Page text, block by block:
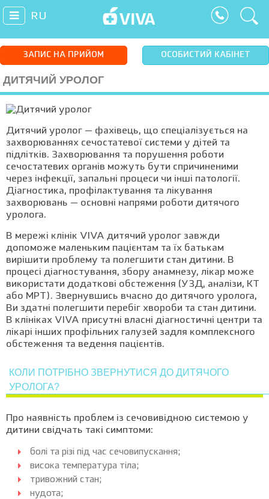
RU
ЗАПИС НА ПРИЙОМ ОСОБИСТИЙ КАБІНЕТ
ДИТЯЧИЙ УРОЛОГ
Дитячий уролог — фахівець, що спеціалізується на
захворюваннях сечостатевої системи у дітей та
підлітків. Захворювання та порушення роботи
сечостатевих органів можуть бути спричиненими
через інфекції, запальні процеси чи інші патології.
Діагностика, профілактування та лікування
захворювань — основні напрями роботи дитячого
уролога.
В мережі клінік VIVA дитячий уролог завжди
допоможе маленьким пацієнтам та їх батькам
вирішити проблему та полегшити стан дитини. В
процесі діагностування, збору анамнезу, лікар може
використати додаткові обстеження (УЗД, аналізи, КТ
або МРТ). Звернувшись вчасно до дитячого уролога,
Ви здатні полегшити перебіг хвороби та стан дитини.
В клініках VIVA присутні власні діагностичні центри та
лікарі інших профільних галузей задля комплексного
обстеження та ведення пацієнтів.
КОЛИ ПОТРІБНО ЗВЕРНУТИСЯ ДО ДИТЯЧОГО
УРОЛОГА?
Про наявність проблем із сечовивідною системою у
дитини свідчать такі симптоми:
болі та різі під час сечовипускання;
висока температура тіла;
тривожний стан;
нудота;